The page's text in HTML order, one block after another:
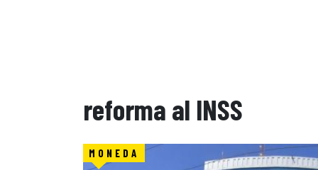
reforma al INSS
MONEDA